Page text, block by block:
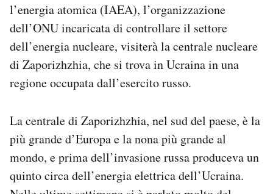
Area Personale
Newsletter
Notifiche mobile
Regala il Post
Hai bisogno di aiuto?
l’energia atomica (IAEA), l’organizzazione
dell’ONU incaricata di controllare il settore
dell’energia nucleare, visiterà la centrale nucleare
di Zaporizhzhia, che si trova in Ucraina in una
regione occupata dall’esercito russo.
La centrale di Zaporizhzhia, nel sud del paese, è la
più grande d’Europa e la nona più grande al
mondo, e prima dell’invasione russa produceva un
quinto circa dell’energia elettrica dell’Ucraina.